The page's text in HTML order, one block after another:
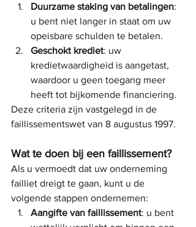
Duurzame staking van betalingen:
u bent niet langer in staat om uw
opeisbare schulden te betalen.
Geschokt krediet: uw
kredietwaardigheid is aangetast,
waardoor u geen toegang meer
heeft tot bijkomende financiering.
Deze criteria zijn vastgelegd in de
faillissementswet van 8 augustus 1997.
Wat te doen bij een faillissement?
Als u vermoedt dat uw onderneming
failliet dreigt te gaan, kunt u de
volgende stappen ondernemen:
Aangifte van faillissement: u bent